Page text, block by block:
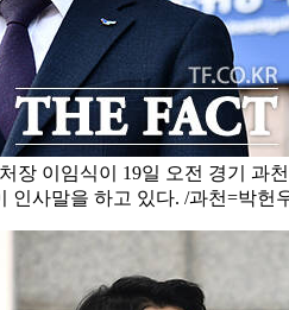
장 이임식이 19일 오전 경기 과
인사말을 하고 있다. /과천=박헌